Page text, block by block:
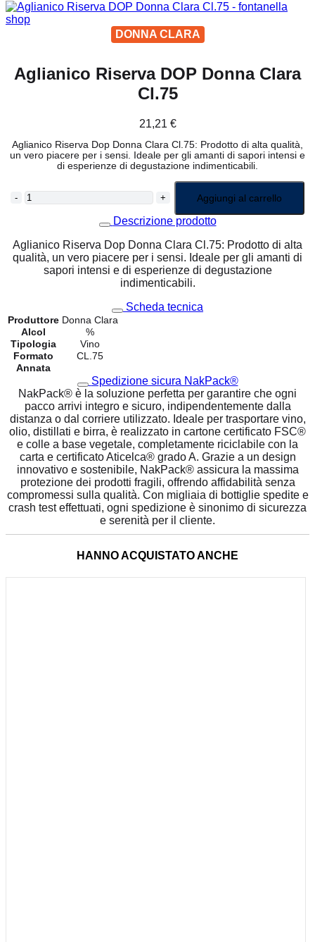
DONNA CLARA
Aglianico Riserva DOP Donna Clara
Cl.75
21,21 €
Aglianico Riserva Dop Donna Clara Cl.75: Prodotto di alta qualità,
un vero piacere per i sensi. Ideale per gli amanti di sapori intensi e
di esperienze di degustazione indimenticabili.
AGLIANICO
RISERVA
CLARA
CL.75
QUANTITÀ
Aggiungi al carrello
Descrizione prodotto
Aglianico Riserva Dop Donna Clara Cl.75: Prodotto di alta
qualità, un vero piacere per i sensi. Ideale per gli amanti di
sapori intensi e di esperienze di degustazione
indimenticabili.
Scheda tecnica
Produttore Donna Clara
Alcol
%
Tipologia
Vino
Formato
CL.75
Annata
Spedizione sicura NakPack®
NakPack® è la soluzione perfetta per garantire che ogni
pacco arrivi integro e sicuro, indipendentemente dalla
distanza o dal corriere utilizzato. Ideale per trasportare vino,
olio, distillati e birra, è realizzato in cartone certificato FSC®
e colle a base vegetale, completamente riciclabile con la
carta e certificato Aticelca® grado A. Grazie a un design
innovativo e sostenibile, NakPack® assicura la massima
protezione dei prodotti fragili, offrendo affidabilità senza
compromessi sulla qualità. Con migliaia di bottiglie spedite e
crash test effettuati, ogni spedizione è sinonimo di sicurezza
e serenità per il cliente.
HANNO ACQUISTATO ANCHE